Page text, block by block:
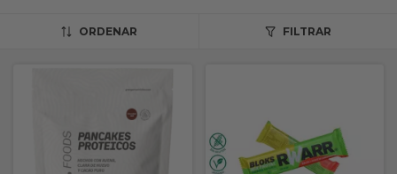
ORDENAR FILTRAR